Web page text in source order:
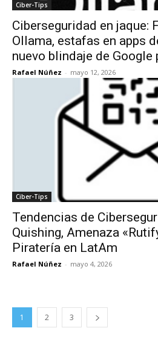
Ciber-Tips
Ciberseguridad en jaque:
Ollama, estafas en apps
nuevo blindaje de Google
Rafael Núñez - mayo 12, 2026
Ciber-Tips
Tendencias de
Quishing, Amenaza
Piratería en LatAm
Rafael Núñez - mayo 4, 2026
1 2 3